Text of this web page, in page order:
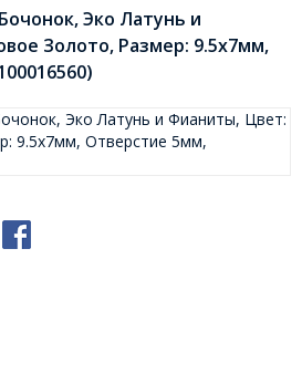
Эко Латунь и
Золото, Размер: 9.5x7мм,